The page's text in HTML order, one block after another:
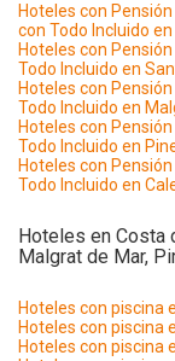
Hoteles con
con Todo Incluido
Hoteles con
Todo Incluido en
Hoteles con
Todo Incluido en
Hoteles con
Todo Incluido en
Hoteles con
Todo Incluido en
Hoteles en Costa
Malgrat de Mar,
Hoteles con piscina
Hoteles con piscina
Hoteles con piscina